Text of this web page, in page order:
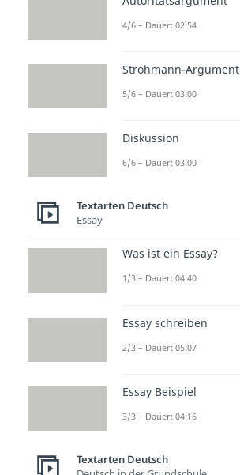
4/6 – Dauer: 02:54
Strohmann-Argument
5/6 – Dauer: 03:00
Diskussion
6/6 – Dauer: 03:00
Textarten Deutsch
Essay
Was ist ein Essay?
1/3 – Dauer: 04:40
Essay schreiben
2/3 – Dauer: 05:07
Essay Beispiel
3/3 – Dauer: 04:16
Textarten Deutsch